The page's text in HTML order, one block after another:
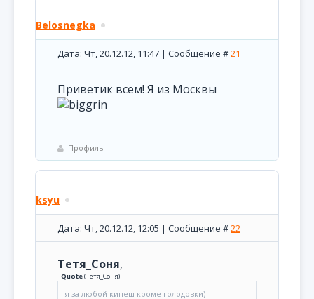
Belosnegka
Дата: Чт, 20.12.12, 11:47 | Сообщение #21
Приветик всем! Я из Москвы
Профиль
ksyu
Дата: Чт, 20.12.12, 12:05 | Сообщение #22
Тетя_Соня,
Quote(Тетя_Соня)
я за любой кипеш кроме голодовки)